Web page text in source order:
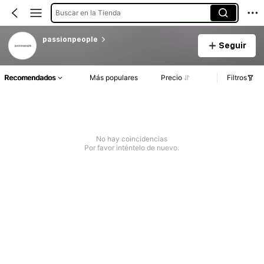
Buscar en la Tienda
passionpeople
Seguir
Recomendados Más populares Precio Filtros
No hay coincidencias
Por favor inténtelo de nuevo.